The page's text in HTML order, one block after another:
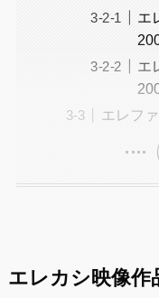
エ
エ
エレフ
エレカシ映像作